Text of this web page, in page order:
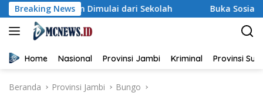
Langsung
ke
konten
Breaking News
Dimulai dari Sekolah Buka Sosialisasi Akbar
Home Nasional Provinsi Jambi Kriminal Provinsi
Beranda Provinsi Jambi Bungo